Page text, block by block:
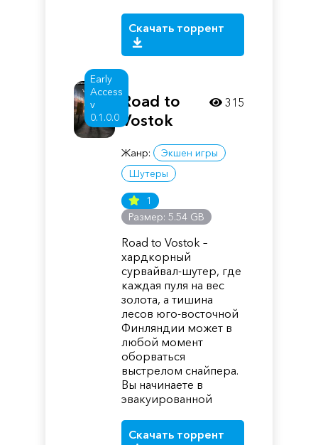
Скачать торрент
Early
Access
v
0.1.0.0
Road to
Vostok
Жанр:
Экшен игры
Шутеры
1
Размер: 5.54 GB
Road to Vostok –
хардкорный
сурвайвал-шутер, где
каждая пуля на вес
золота, а тишина
лесов юго-восточной
Финляндии может в
любой момент
оборваться
выстрелом снайпера.
Вы начинаете в
эвакуированной
Скачать торрент
315